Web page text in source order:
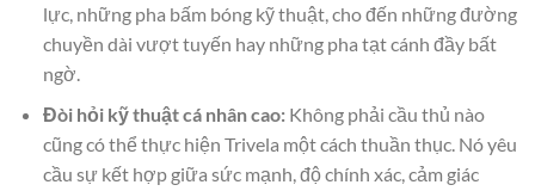
lực, những pha bấm bóng kỹ thuật, cho đến những đường
chuyền dài vượt tuyến hay những pha tạt cánh đầy bất
ngờ.
Đòi hỏi kỹ thuật cá nhân cao:Không phải cầu thủ nào
cũng có thể thực hiện Trivela một cách thuần thục. Nó yêu
cầu sự kết hợp giữa sức mạnh, độ chính xác, cảm giác